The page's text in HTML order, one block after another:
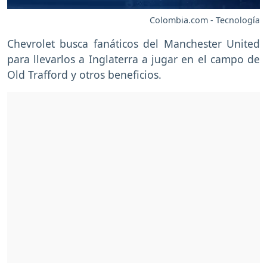
Colombia.com - Tecnología
Chevrolet busca fanáticos del Manchester United
para llevarlos a Inglaterra a jugar en el campo de
Old Trafford y otros beneficios.